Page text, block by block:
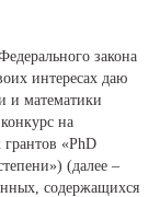
закона
интересах даю
и математики
на
«PhD
(далее –
содержащихся